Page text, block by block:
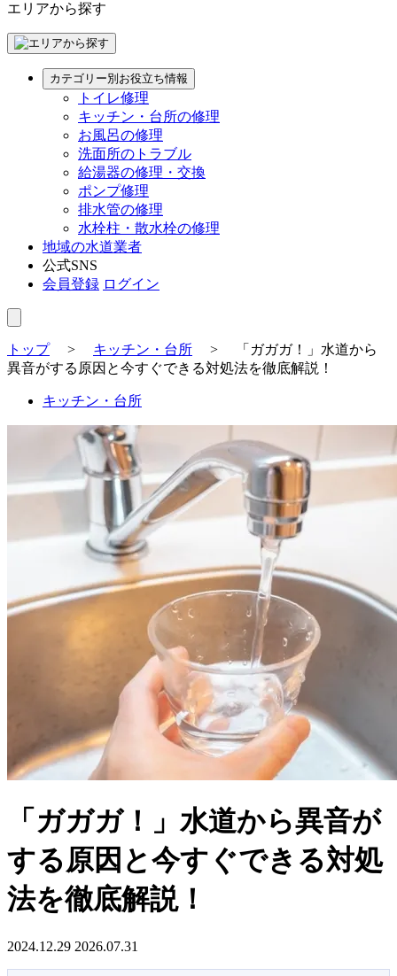
エリアから探す
カテゴリー別お役立ち情報
トイレ修理
キッチン・台所の修理
お風呂の修理
洗面所のトラブル
給湯器の修理・交換
ポンプ修理
排水管の修理
水栓柱・散水栓の修理
地域の水道業者
公式SNS
会員登録 ログイン
トップ> キッチン・台所 >
「ガガガ！」水道から
異音がする原因と今すぐできる対処法を徹底解説！
キッチン・台所
「ガガガ！」水道から異音が
する原因と今すぐできる対処
法を徹底解説！
2024.12.29 2026.07.31